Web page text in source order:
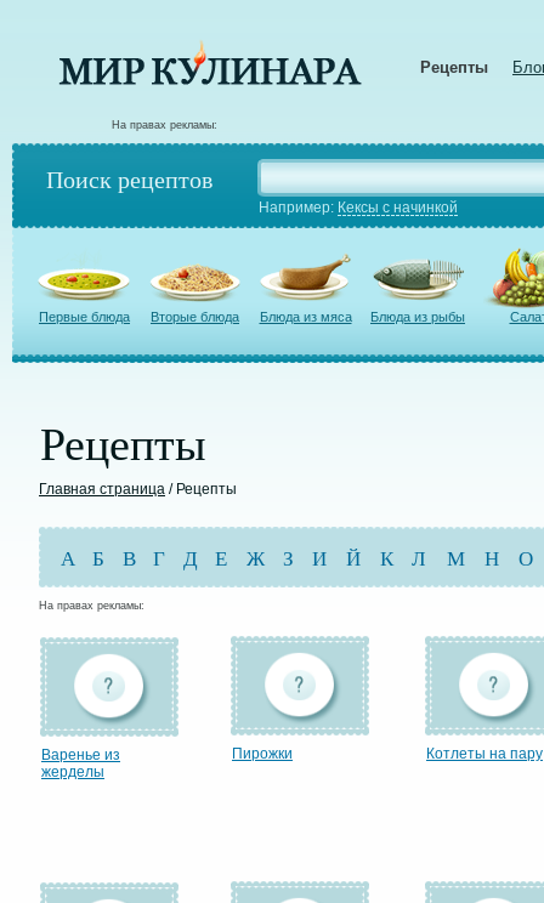
Рецепты
На правах рекламы:
Поиск рецептов
Например: Кексы с начинкой
Первые блюда Вторые блюда Блюда из мяса Блюда из рыбы
Рецепты
Главная страница / Рецепты
А Б В Г Д Е Ж З И Й К Л М Н О
На правах рекламы:
Варенье из
жерделы
Пирожки Котлеты на пару